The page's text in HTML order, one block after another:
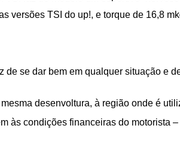
versões TSI do up!, e torque de 16,8
de se dar bem em qualquer situação e
desenvoltura, à região onde é
às condições financeiras do motorista